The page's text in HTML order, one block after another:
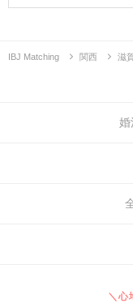
IBJ Matching 関西 滋
＼心
婚